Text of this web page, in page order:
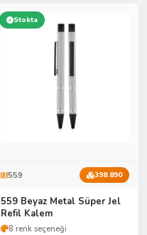
Stokta
559 398.890
559 Beyaz Metal Süper Jel
Refil Kalem
8 renk seçeneği